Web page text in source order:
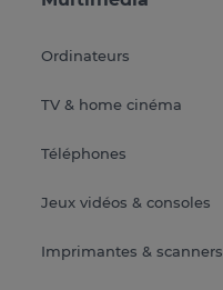
Ordinateurs
TV & home cinéma
Téléphones
Jeux vidéos & consoles
Imprimantes & scanners